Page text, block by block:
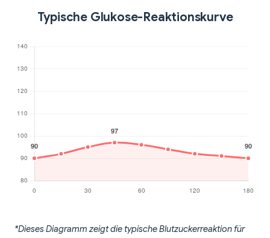
Typische Glukose-Reaktionskurve
*Dieses Diagramm zeigt die typische Blutzuckerreaktion für